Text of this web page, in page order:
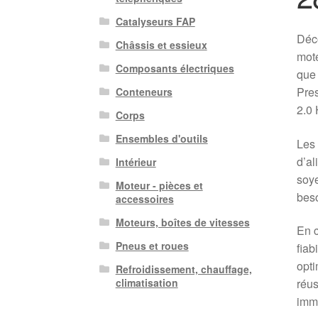
2.0
En
Catalyseurs FAP
Châssis et essieux
Composants électriques
Conteneurs
Corps
Ensembles d'outils
Intérieur
Moteur - pièces et
accessoires
Moteurs, boîtes de vitesses
Pneus et roues
Refroidissement, chauffage,
climatisation